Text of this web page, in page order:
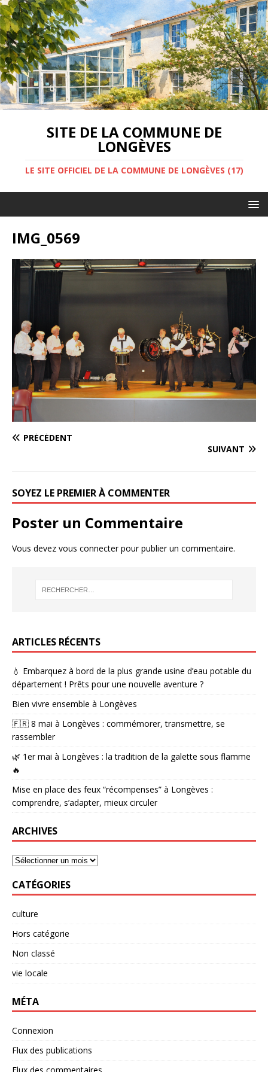
SITE DE LA COMMUNE DE
LONGÈVES
LE SITE OFFICIEL DE LA COMMUNE DE LONGÈVES (17)
IMG_0569
PRÉCÉDENT
SUIVANT
SOYEZ LE PREMIER À COMMENTER
Poster un Commentaire
Vous devez vous connecterpour publier un commentaire.
ARTICLES RÉCENTS
💧 Embarquez à bord de la plus grande usine d’eau potable du
département ! Prêts pour une nouvelle aventure ?
Bien vivre ensemble à Longèves
🇫🇷 8 mai à Longèves : commémorer, transmettre, se
rassembler
🌿 1er mai à Longèves : la tradition de la galette sous flamme
🔥
Mise en place des feux “récompenses” à Longèves :
comprendre, s’adapter, mieux circuler
ARCHIVES
CATÉGORIES
culture
Hors catégorie
Non classé
vie locale
MÉTA
Connexion
Flux des publications